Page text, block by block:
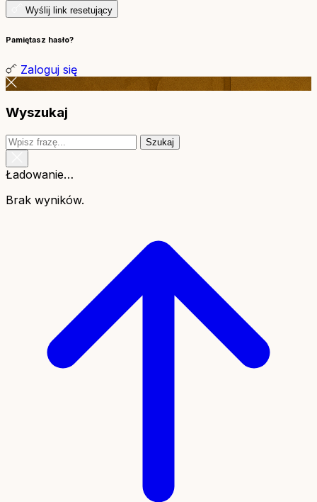
Wyślij link resetujący
Pamiętasz hasło?
Zaloguj się
Wyszukaj
Szukaj
Ładowanie…
Brak wyników.